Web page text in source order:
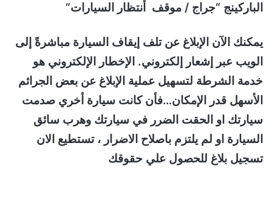
الباركينج “جراج / موقف أنتظار السيارات”
يمكنك الآن الإبلاغ عن تلف إيقاف السيارة مباشرةً إلى
الويب عبر إشعار إلكتروني. الإخطار الإلكتروني هو
خدمة الشرطة لتسهيل عملية الإبلاغ عن بعض الجرائم
الأسهل قدر الإمكان…فأن كانت سيارة أخري صدمت
سيارتك او الحقت الضرر في سيارتك وهرب سائق
السيارة او لم يلتزم باصلاح الاضرار ، تستطيع الان
تسجيل بلاغ للحصول علي حقوقك